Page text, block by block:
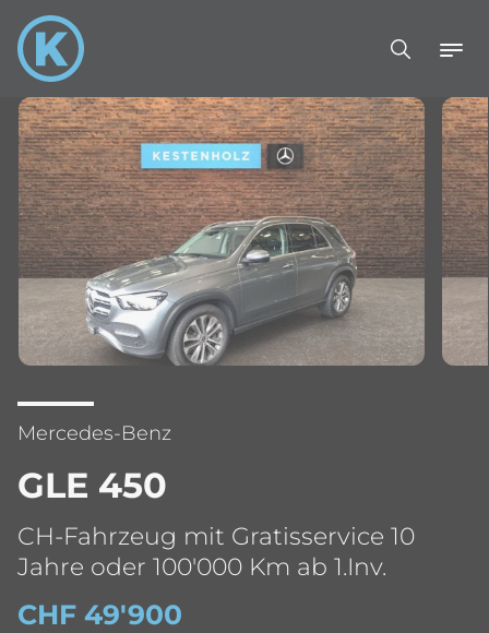
Mercedes-Benz
GLE 450
CH-Fahrzeug mit Gratisservice 10
Jahre oder 100'000 Km ab 1.Inv.
CHF 49'900